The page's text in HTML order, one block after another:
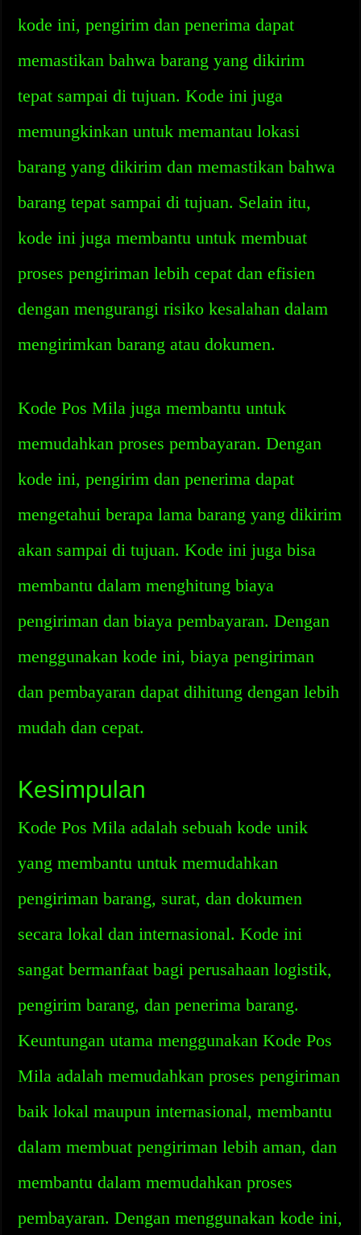
kode ini, pengirim dan penerima dapat
memastikan bahwa barang yang dikirim
tepat sampai di tujuan. Kode ini juga
memungkinkan untuk memantau lokasi
barang yang dikirim dan memastikan bahwa
barang tepat sampai di tujuan. Selain itu,
kode ini juga membantu untuk membuat
proses pengiriman lebih cepat dan efisien
dengan mengurangi risiko kesalahan dalam
mengirimkan barang atau dokumen.
Kode Pos Mila juga membantu untuk
memudahkan proses pembayaran. Dengan
kode ini, pengirim dan penerima dapat
mengetahui berapa lama barang yang dikirim
akan sampai di tujuan. Kode ini juga bisa
membantu dalam menghitung biaya
pengiriman dan biaya pembayaran. Dengan
menggunakan kode ini, biaya pengiriman
dan pembayaran dapat dihitung dengan lebih
mudah dan cepat.
Kesimpulan
Kode Pos Mila adalah sebuah kode unik
yang membantu untuk memudahkan
pengiriman barang, surat, dan dokumen
secara lokal dan internasional. Kode ini
sangat bermanfaat bagi perusahaan logistik,
pengirim barang, dan penerima barang.
Keuntungan utama menggunakan Kode Pos
Mila adalah memudahkan proses pengiriman
baik lokal maupun internasional, membantu
dalam membuat pengiriman lebih aman, dan
membantu dalam memudahkan proses
pembayaran. Dengan menggunakan kode ini,